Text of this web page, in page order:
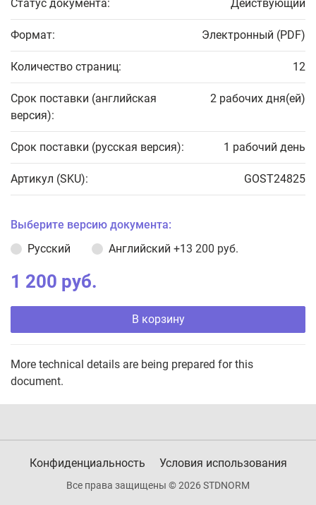
Статус документа: Действующий
Формат: Электронный (PDF)
Количество страниц: 12
Срок поставки (английская
версия):
2 рабочих дня(ей)
Срок поставки (русская версия): 1 рабочий день
Артикул (SKU): GOST24825
Выберите версию документа:
Русский
Английский +13 200 руб.
1 200 руб.
В корзину
More technical details are being prepared for this
document.
Конфиденциальность Условия использования
Все права защищены © 2026 STDNORM